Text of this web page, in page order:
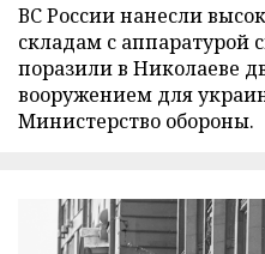
ВС России нанесли
складам с аппаратурой
поразили в Николаеве
вооружением для
Министерство обороны.